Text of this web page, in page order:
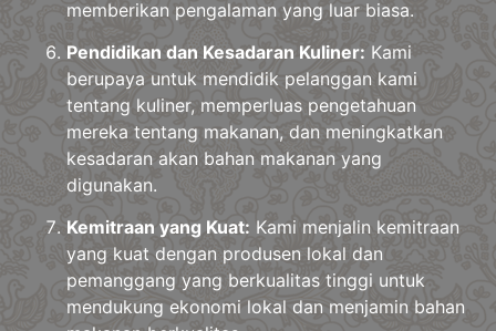
memberikan pengalaman yang luar biasa.
Pendidikan dan Kesadaran Kuliner: Kami
berupaya untuk mendidik pelanggan kami
tentang kuliner, memperluas pengetahuan
mereka tentang makanan, dan meningkatkan
kesadaran akan bahan makanan yang
digunakan.
Kemitraan yang Kuat: Kami menjalin kemitraan
yang kuat dengan produsen lokal dan
pemanggang yang berkualitas tinggi untuk
mendukung ekonomi lokal dan menjamin bahan